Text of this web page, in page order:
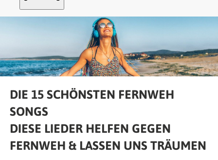
DIE 15 SCHÖNSTEN FERNWEH
SONGS
DIESE LIEDER HELFEN GEGEN
FERNWEH & LASSEN UNS TRÄUMEN